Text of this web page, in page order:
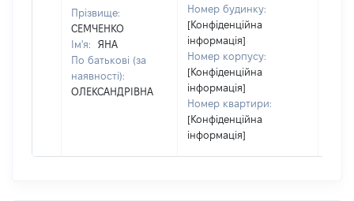
Прізвище:
СЕМЧЕНКО
Ім'я:
ЯНА
По батькові (за
наявності):
ОЛЕКСАНДРІВНА
Номер будинку:
[Конфіденційна
інформація]
Номер корпусу:
[Конфіденційна
інформація]
Номер квартири:
[Конфіденційна
інформація]